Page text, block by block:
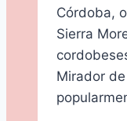
Córdoba,
Sierra
Mirador